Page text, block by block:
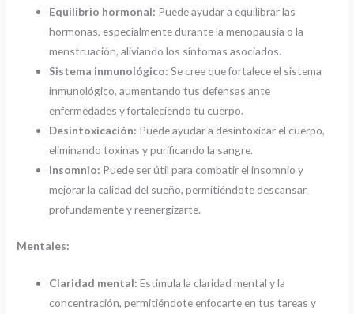
Equilibrio hormonal: Puede ayudar a equilibrar las
hormonas, especialmente durante la menopausia o la
menstruación, aliviando los síntomas asociados.
Sistema inmunológico: Se cree que fortalece el sistema
inmunológico, aumentando tus defensas ante
enfermedades y fortaleciendo tu cuerpo.
Desintoxicación: Puede ayudar a desintoxicar el cuerpo,
eliminando toxinas y purificando la sangre.
Insomnio: Puede ser útil para combatir el insomnio y
mejorar la calidad del sueño, permitiéndote descansar
profundamente y reenergizarte.
Mentales:
Claridad mental: Estimula la claridad mental y la
concentración, permitiéndote enfocarte en tus tareas y